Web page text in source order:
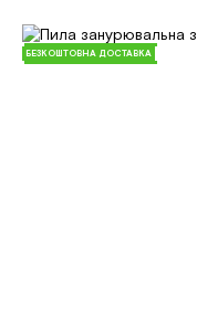
БЕЗКОШТОВНА ДОСТАВКА